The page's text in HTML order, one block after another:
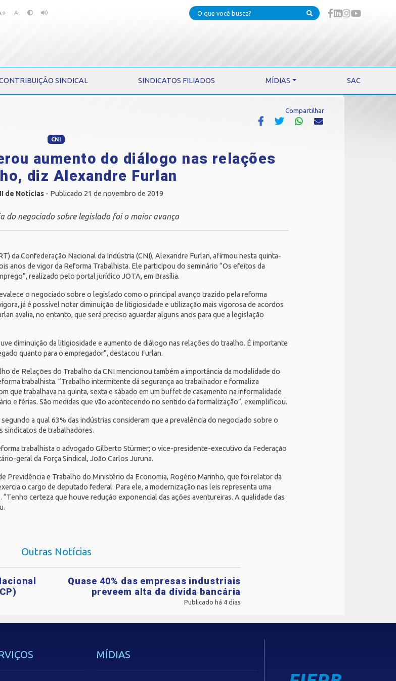
A-
SINDICAL SINDICATOS FILIADOS MÍDIAS SAC
Compartilhar
CNI
aumento do diálogo nas relações
diz Alexandre Furlan
de Notícias - Publicado 21 de novembro de 2019
do negociado sobre legislado foi o maior avanço
daConfederação Nacional da Indústria (CNI), Alexandre Furlan, afirmou nesta quinta-
anos de vigor da Reforma Trabalhista. Ele participou do seminário “Os efeitos da
realizado pelo portal jurídicoJOTA, em Brasília.
o negociado sobre o legislado como o principal avanço trazido pela reforma
já é possível notar diminuição de litigiosidade e utilização mais vigorosa de acordos
avalia, no entanto, que será preciso aguardar alguns anos para que a legislação
diminuição da litigiosidade e aumento de diálogo nas relações do traalho. É importante
quanto para o empregador”, destacou Furlan.
de Relações do Trabalho da CNI mencionou também a importância da modalidade do
trabalhista. “Trabalho intermitente dá segurança ao trabalhador e formaliza
que trabalhava na quinta, sexta e sábado em um buffet de casamento na informalidade
e férias. São medidas que vão acontecendo no sentido da formalização”, exemplificou.
a qual 63% das indústrias consideram que a prevalência do negociado sobre o
sindicatos de trabalhadores.
trabalhista o advogado Gilberto Stürmer; o vice-presidente-executivo da Federação
geral da Força Sindical, João Carlos Juruna.
Previdência e Trabalho doMinistério da Economia, Rogério Marinho, que foi relator da
o cargo de deputado federal. Para ele, a modernização nas leis representa uma
certeza que houve redução exponencial das ações aventureiras. A qualidade das
Outras Notícias
Quase 40% das empresas industriais
preveem alta da dívida bancária
Publicado há 4 dias
MÍDIAS